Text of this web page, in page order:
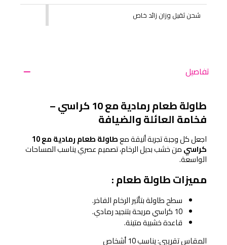
شحن ثقيل وزان زائد خاص
تفاصيل
فخامة العائلة والضيافة
اجعل كل وجبة تجربة أنيقة مع
كراسي
الواسعة.
مميزات طاولة طعام :
سطح طاولة بتأثير الرخام الفاخر.
10 كراسي مريحة بتنجيد رمادي.
قاعدة خشبية متينة.
المقاس تقريبي: يناسب 10 أشخاص